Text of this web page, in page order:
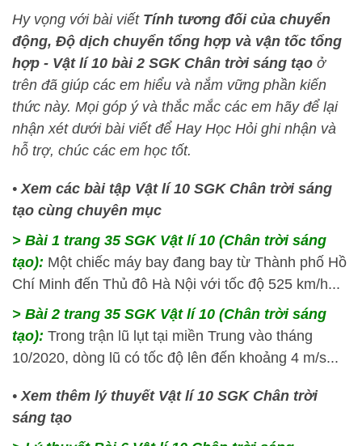
Hy vọng với bài viết Tính tương đối của chuyển
động, Độ dịch chuyển tổng hợp và vận tốc tổng
hợp - Vật lí 10 bài 2 SGK Chân trời sáng tạo ở
trên đã giúp các em hiểu và nắm vững phần kiến
thức này. Mọi góp ý và thắc mắc các em hãy để lại
nhận xét dưới bài viết để Hay Học Hỏighi nhận và
hỗ trợ, chúc các em học tốt.
•Xem các bài tập Vật lí 10 SGK Chân trời sáng
tạo cùng chuyên mục
> Bài 1 trang 35 SGK Vật lí 10 (Chân trời sáng
tạo): Một chiếc máy bay đang bay từ Thành phố Hồ
Chí Minh đến Thủ đô Hà Nội với tốc độ 525 km/h...
> Bài 2 trang 35 SGK Vật lí 10 (Chân trời sáng
tạo): Trong trận lũ lụt tại miền Trung vào tháng
10/2020, dòng lũ có tốc độ lên đến khoảng 4 m/s...
•Xem thêm lý thuyết Vật lí 10 SGK Chân trời
sáng tạo